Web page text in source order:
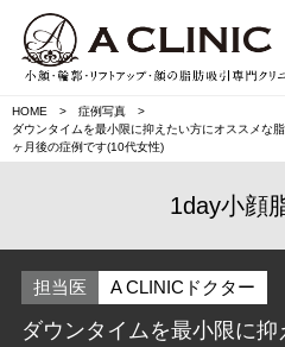
HOME
症例写真
ダウンタイムを最小限に抑えたい方にオススメな
ヶ月後の症例です(10代女性)
1day小顔
担当医 A CLINICドクター
ダウンタイムを最小限に